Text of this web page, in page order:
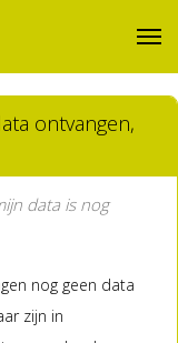
ontvangen,
data is nog
nog geen data
zijn in